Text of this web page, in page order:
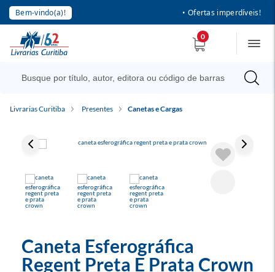
Bem-vindo(a)! • Ofertas imperdíveis!
0
Livrarias Curitiba Presentes Canetas e Cargas
Caneta Esferográfica
Regent Preta E Prata Crown